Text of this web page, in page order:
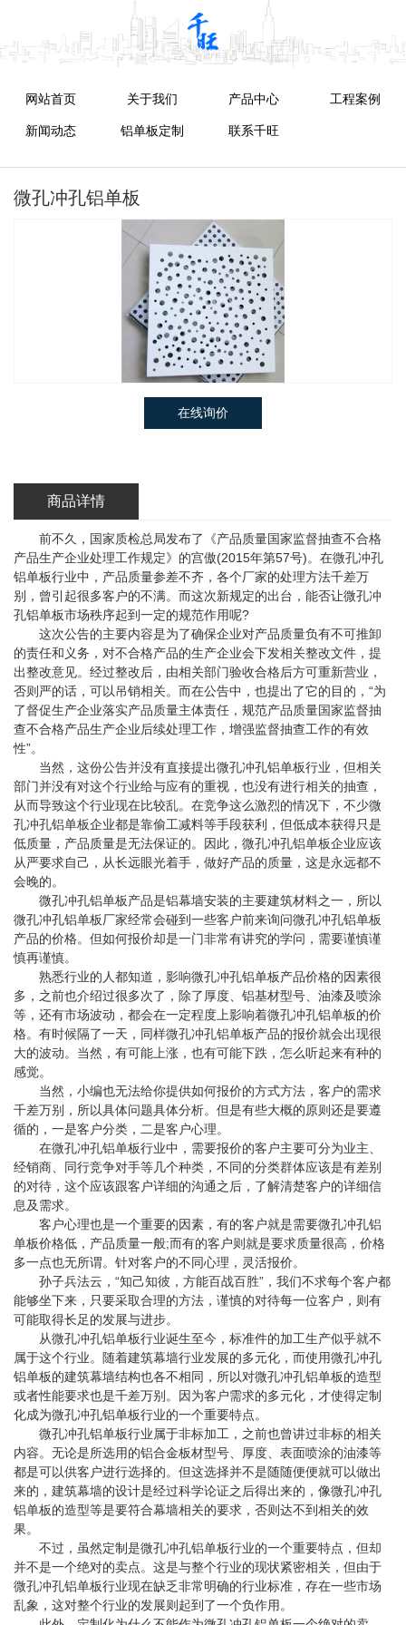
网站首页 关于我们 产品中心 工程案例
新闻动态 铝单板定制 联系千旺
微孔冲孔铝单板
在线询价
商品详情
前不久，国家质检总局发布了《产品质量国家监督抽查不合格
产品生产企业处理工作规定》的宫傲(2015年第57号)。在微孔冲孔
铝单板行业中，产品质量参差不齐，各个厂家的处理方法千差万
别，曾引起很多客户的不满。而这次新规定的出台，能否让微孔冲
孔铝单板市场秩序起到一定的规范作用呢?
这次公告的主要内容是为了确保企业对产品质量负有不可推卸
的责任和义务，对不合格产品的生产企业会下发相关整改文件，提
出整改意见。经过整改后，由相关部门验收合格后方可重新营业，
否则严的话，可以吊销相关。而在公告中，也提出了它的目的，“为
了督促生产企业落实产品质量主体责任，规范产品质量国家监督抽
查不合格产品生产企业后续处理工作，增强监督抽查工作的有效
性”。
当然，这份公告并没有直接提出微孔冲孔铝单板行业，但相关
部门并没有对这个行业给与应有的重视，也没有进行相关的抽查，
从而导致这个行业现在比较乱。在竞争这么激烈的情况下，不少微
孔冲孔铝单板企业都是靠偷工减料等手段获利，但低成本获得只是
低质量，产品质量是无法保证的。因此，微孔冲孔铝单板企业应该
从严要求自己，从长远眼光着手，做好产品的质量，这是永远都不
会晚的。
微孔冲孔铝单板产品是铝幕墙安装的主要建筑材料之一，所以
微孔冲孔铝单板厂家经常会碰到一些客户前来询问微孔冲孔铝单板
产品的价格。但如何报价却是一门非常有讲究的学问，需要谨慎谨
慎再谨慎。
熟悉行业的人都知道，影响微孔冲孔铝单板产品价格的因素很
多，之前也介绍过很多次了，除了厚度、铝基材型号、油漆及喷涂
等，还有市场波动，都会在一定程度上影响着微孔冲孔铝单板的价
格。有时候隔了一天，同样微孔冲孔铝单板产品的报价就会出现很
大的波动。当然，有可能上涨，也有可能下跌，怎么听起来有种的
感觉。
当然，小编也无法给你提供如何报价的方式方法，客户的需求
千差万别，所以具体问题具体分析。但是有些大概的原则还是要遵
循的，一是客户分类，二是客户心理。
在微孔冲孔铝单板行业中，需要报价的客户主要可分为业主、
经销商、同行竞争对手等几个种类，不同的分类群体应该是有差别
的对待，这个应该跟客户详细的沟通之后，了解清楚客户的详细信
息及需求。
客户心理也是一个重要的因素，有的客户就是需要微孔冲孔铝
单板价格低，产品质量一般;而有的客户则就是要求质量很高，价格
多一点也无所谓。针对客户的不同心理，灵活报价。
孙子兵法云，“知己知彼，方能百战百胜”，我们不求每个客户都
能够坐下来，只要采取合理的方法，谨慎的对待每一位客户，则有
可能取得长足的发展与进步。
从微孔冲孔铝单板行业诞生至今，标准件的加工生产似乎就不
属于这个行业。随着建筑幕墙行业发展的多元化，而使用微孔冲孔
铝单板的建筑幕墙结构也各不相同，所以对微孔冲孔铝单板的造型
或者性能要求也是千差万别。因为客户需求的多元化，才使得定制
化成为微孔冲孔铝单板行业的一个重要特点。
微孔冲孔铝单板行业属于非标加工，之前也曾讲过非标的相关
内容。无论是所选用的铝合金板材型号、厚度、表面喷涂的油漆等
都是可以供客户进行选择的。但这选择并不是随随便便就可以做出
来的，建筑幕墙的设计是经过科学论证之后得出来的，像微孔冲孔
铝单板的造型等是要符合幕墙相关的要求，否则达不到相关的效
果。
不过，虽然定制是微孔冲孔铝单板行业的一个重要特点，但却
并不是一个绝对的卖点。这是与整个行业的现状紧密相关，但由于
微孔冲孔铝单板行业现在缺乏非常明确的行业标准，存在一些市场
乱象，这对整个行业的发展则起到了一个负作用。